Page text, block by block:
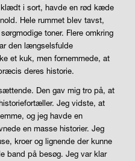
i sort, havde en rød kæde
Hele rummet blev tavst,
toner. Flere omkring
den længselsfulde
et kuk, men fornemmede, at
deres historie.
Den gav mig tro på, at
Jeg vidste, at
og jeg havde en
en masse historier. Jeg
kroer og lignende der kunne
band på besøg. Jeg var klar